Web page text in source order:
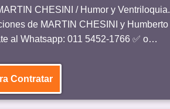
CHESINI / Humor y Ventriloquia.
de MARTIN CHESINI y Humberto
al Whatsapp: 011 5452-1766 ✅ o…
Contratar